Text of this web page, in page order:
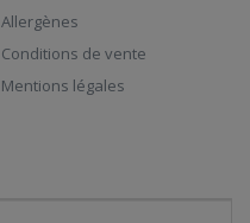
Allergènes
Conditions de vente
Mentions légales